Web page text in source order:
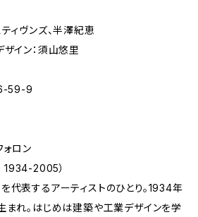
ティヴンズ、半澤紀恵
ザイン：須山悠里
59-9
ォロン
2005）
代表するアーティストのひとり。1934年
まれ。はじめは建築や工業デザインを学